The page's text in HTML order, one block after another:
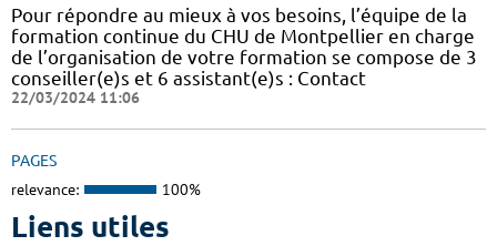
Pour répondre au mieux à vos besoins, l’équipe de la
formation continue du CHU de Montpellier en charge
de l’organisation de votre formation se compose de 3
conseiller(e)s et 6 assistant(e)s : Contact
22/03/2024 11:06
PAGES
relevance: 100%
Liens utiles